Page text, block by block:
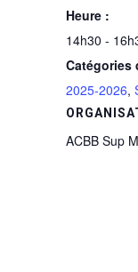
Heure :
14h30 -
Catégories
2025-2026,
ACBB Sup